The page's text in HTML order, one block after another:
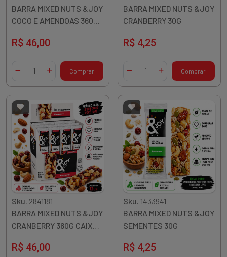
BARRA MIXED NUTS &JOY
COCO E AMENDOAS 360G
R$ 46,00
Diminuir QuantidadeAdicionar Quantidade
Comprar
BARRA MIXED NUTS &JOY
CRANBERRY 30G
R$ 4,25
Diminuir QuantidadeAdicionar Quantidade
Comprar
Sku. 2841181
BARRA MIXED NUTS &JOY
CRANBERRY 360G CAIXA
R$ 46,00
Sku. 1433941
BARRA MIXED NUTS &JOY
SEMENTES 30G
R$ 4,25